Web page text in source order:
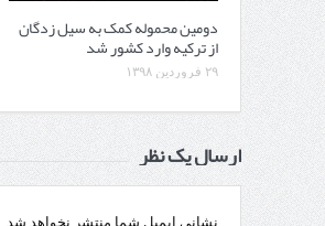
دومین محموله کمک به سیل زدگان
از ترکیه وارد کشور شد
۲۹ فروردین ۱۳۹۸
ارسال یک نظر
نشانی ایمیل شما منتشر نخواهد شد.